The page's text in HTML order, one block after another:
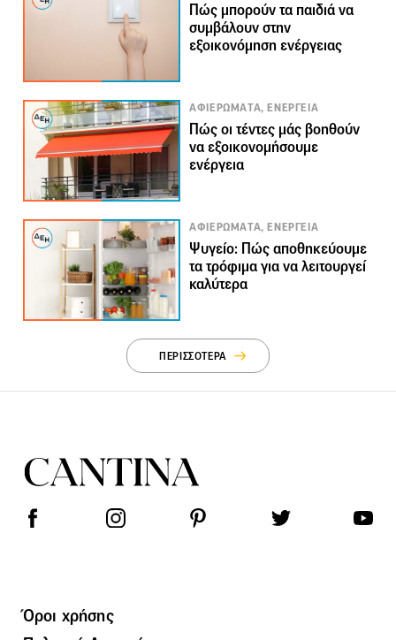
Πώς μπορούν τα παιδιά να
συμβάλουν στην
εξοικονόμηση ενέργειας
ΑΦΙΕΡΩΜΑΤΑ, ΕΝΕΡΓΕΙΑ
Πώς οι τέντες μάς βοηθούν
να εξοικονομήσουμε
ενέργεια
ΑΦΙΕΡΩΜΑΤΑ, ΕΝΕΡΓΕΙΑ
Ψυγείο: Πώς αποθηκεύουμε
τα τρόφιμα για να λειτουργεί
καλύτερα
ΠΕΡΙΣΣΟΤΕΡΑ
Όροι χρήσης